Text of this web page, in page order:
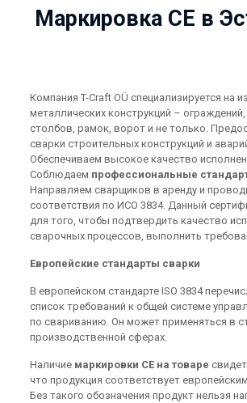
Маркировка СЕ в
Компания T-Craft OÜ специализируется на
металлических конструкций – ограждений,
столбов, рамок, ворот и не только.
сварки строительных конструкций и
Обеспечиваем высокое качество
Соблюдаем профессиональные
Направляем сварщиков в аренду и
соответствия по ИСО 3834. Данный
для того, чтобы подтвердить качество
сварочных процессов, выполнить
Европейские стандарты сварки
В европейском стандарте ISO 3834
список требований к общей системе
по свариванию. Он может применяться в
производственной сферах.
Наличие маркировки СЕ на товаре
что продукция соответствует
Без такого обозначения продукт нельзя